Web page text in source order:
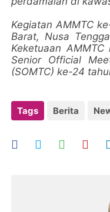
Kegiatan AMMTC
Barat, Nusa
Keketuaan
Senior Official
(SOMTC) ke-24
Tags Berita